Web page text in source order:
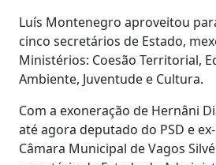
Luís Montenegro aproveitou
cinco secretários de Estado,
Ministérios: Coesão Territorial,
Ambiente, Juventude e Cultura.
Com a exoneração de Hernâni
até agora deputado do PSD e
Câmara Municipal de Vagos